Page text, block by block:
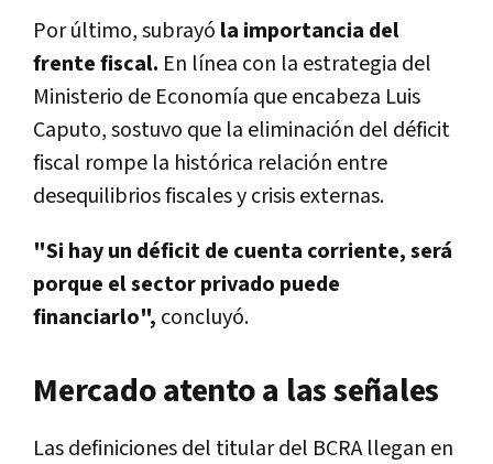
Por último, subrayó la importancia del
frente fiscal. En línea con la estrategia del
Ministerio de Economía que encabeza Luis
Caputo, sostuvo que la eliminación del déficit
fiscal rompe la histórica relación entre
desequilibrios fiscales y crisis externas.
"Si hay un déficit de cuenta corriente, será
porque el sector privado puede
financiarlo", concluyó.
Mercado atento a las señales
Las definiciones del titular del BCRA llegan en